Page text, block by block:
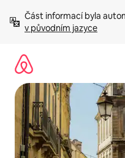
obsah
Část informací byla
v původním jazyce